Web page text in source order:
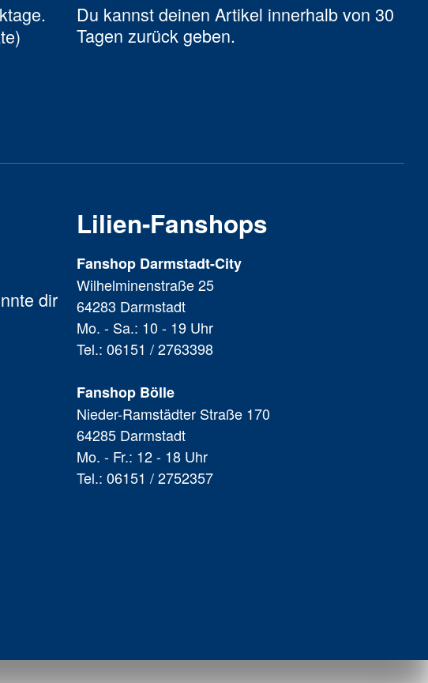
Du kannst deinen Artikel innerhalb von 30
Tagen zurück geben.
dir
Lilien-Fanshops
Fanshop Darmstadt-City
Wilhelminenstraße 25
64283 Darmstadt
Mo. - Sa.: 10 - 19 Uhr
Tel.: 06151 / 2763398
Fanshop Bölle
Nieder-Ramstädter Straße 170
64285 Darmstadt
Mo. - Fr.: 12 - 18 Uhr
Tel.: 06151 / 2752357